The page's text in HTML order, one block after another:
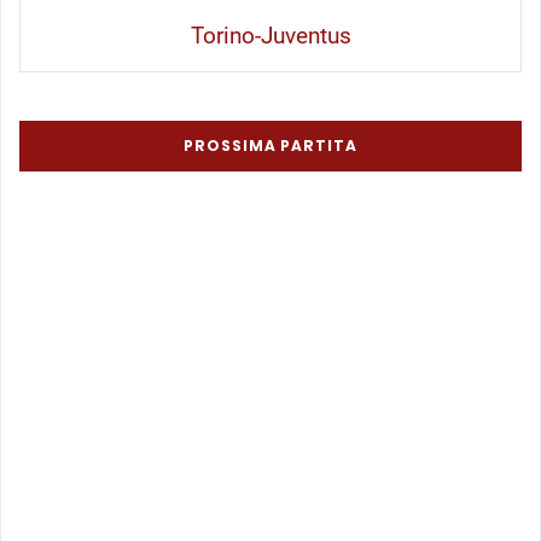
Torino-Juventus
PROSSIMA PARTITA